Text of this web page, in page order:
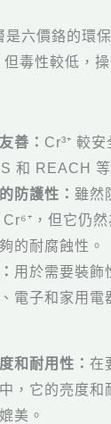
是六價鉻的環
毒性較低，操
善： Cr³⁺ 較
和 REACH 等
防護性： 雖然
，但它仍
的耐腐蝕性。
用於需要裝飾
電子和家用電
和耐用性： 在
，它的亮度和
美。